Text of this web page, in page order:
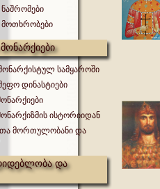
სამყაროში
დინასტიები
ისტორიიდან
მორთულობანი და
და